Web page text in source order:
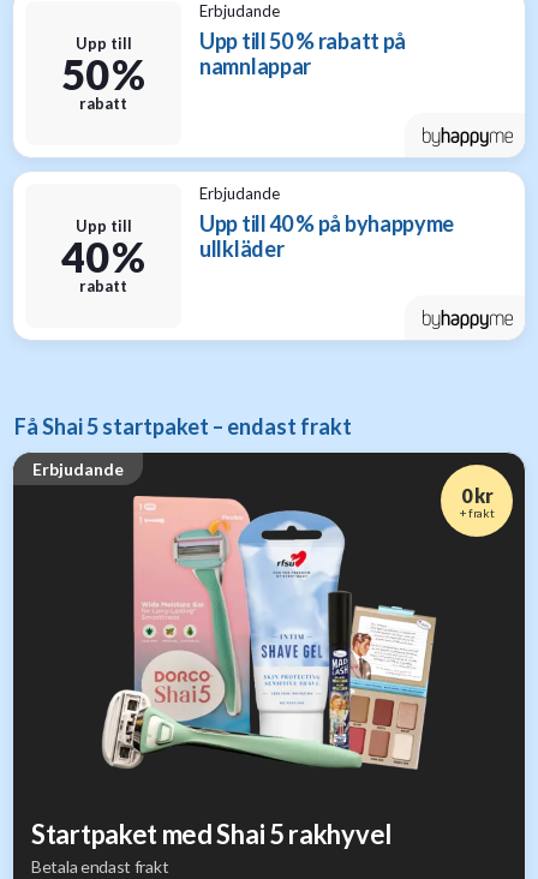
Upp till
50 %
rabatt
Erbjudande
Upp till 50 % rabatt på
namnlappar
Upp till
40 %
rabatt
Erbjudande
Upp till 40 % på byhappyme
ullkläder
Få Shai 5 startpaket – endast frakt
Erbjudande
Startpaket med Shai 5 rakhyvel
Betala endast frakt
0 kr
+ frakt